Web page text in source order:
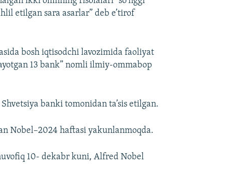
etilgan sara asarlar” deb e’tirof
bosh iqtisodchi lavozimida faoliyat
13 bank” nomli ilmiy-ommabop
banki tomonidan ta’sis etilgan.
Nobel–2024 haftasi yakunlanmoqda.
10- dekabr kuni, Alfred Nobel